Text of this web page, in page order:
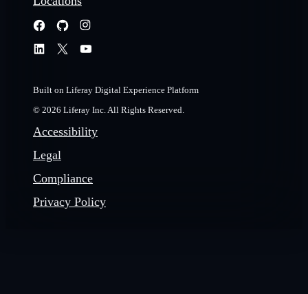
Built on Liferay Digital Experience Platform
© 2026 Liferay Inc. All Rights Reserved.
Accessibility
Legal
Compliance
Privacy Policy